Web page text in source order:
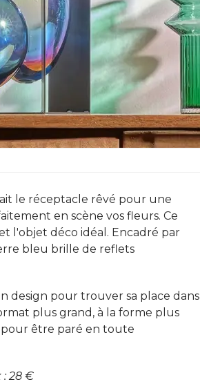
le réceptacle rêvé pour une
en scène vos fleurs. Ce
l'objet déco idéal. Encadré par
bleu brille de reflets
design pour trouver sa place dans
plus grand, à la forme plus
pour être paré en toute
: 28 €